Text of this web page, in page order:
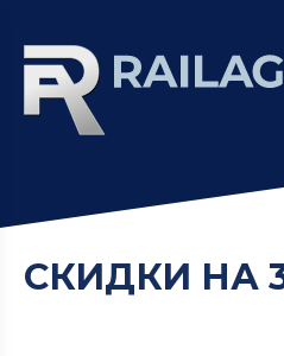
СКИДКИ НА